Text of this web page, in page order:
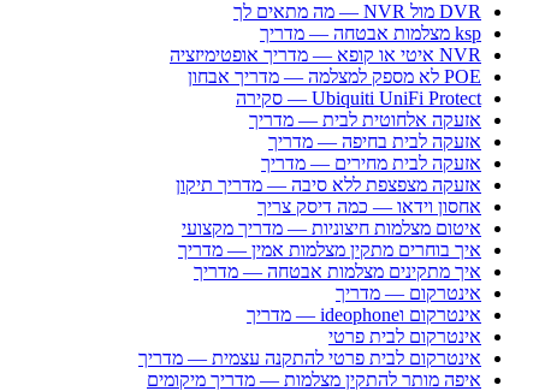
DVR מול NVR — מה מתאים לך
ksp מצלמות אבטחה — מדריך
NVR איטי או קופא — מדריך אופטימיזציה
POE לא מספק למצלמה — מדריך אבחון
Ubiquiti UniFi Protect — סקירה
אזעקה אלחוטית לבית — מדריך
אזעקה לבית בחיפה — מדריך
אזעקה לבית מחירים — מדריך
אזעקה מצפצפת ללא סיבה — מדריך תיקון
אחסון וידאו — כמה דיסק צריך
איטום מצלמות חיצוניות — מדריך מקצועי
איך בוחרים מתקין מצלמות אמין — מדריך
איך מתקינים מצלמות אבטחה — מדריך
אינטרקום — מדריך
אינטרקום וideophone — מדריך
אינטרקום לבית פרטי
אינטרקום לבית פרטי להתקנה עצמית — מדריך
איפה מותר להתקין מצלמות — מדריך מיקומים